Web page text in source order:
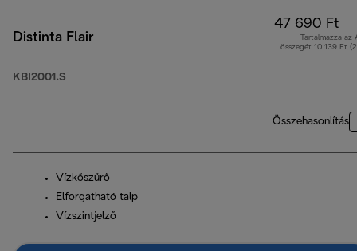
Distinta Flair
KBI2001.S
47 690 Ft
Tartalmazza az
összegét 10 139 Ft
Összehasonlítás
Vízkőszűrő
Elforgatható talp
Vízszintjelző